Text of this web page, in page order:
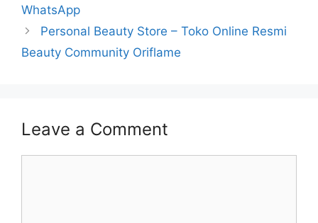
WhatsApp
Personal Beauty Store – Toko Online Resmi
Beauty Community Oriflame
Leave a Comment